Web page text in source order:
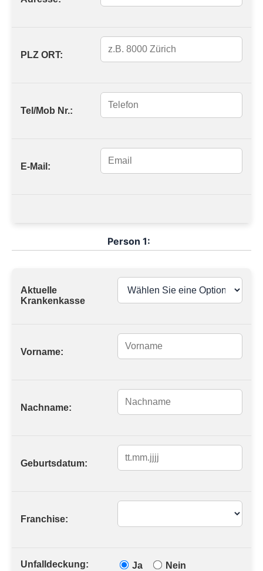
PLZ ORT:
Tel/Mob Nr.:
E-Mail:
Person 1:
Aktuelle
Krankenkasse
Vorname:
Nachname:
Geburtsdatum:
Franchise:
Unfalldeckung: Ja Nein